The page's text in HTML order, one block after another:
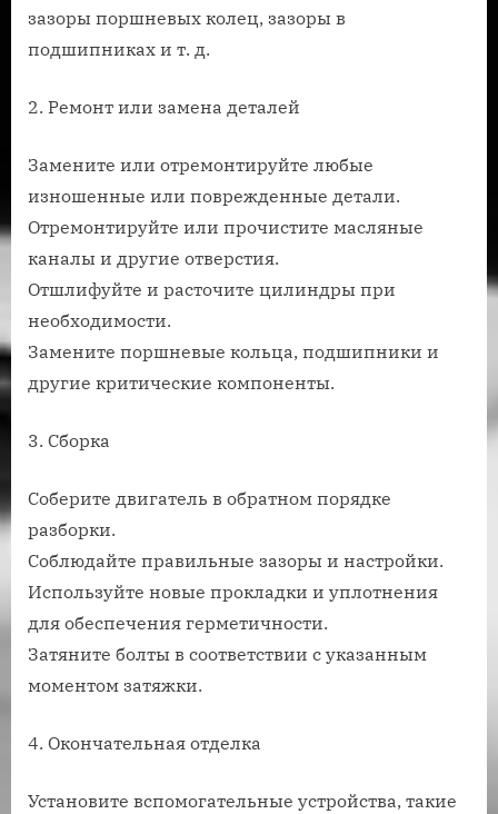
зазоры поршневых колец, зазоры в
подшипниках и т. д.
2. Ремонт или замена деталей
Замените или отремонтируйте любые
изношенные или поврежденные детали.
Отремонтируйте или прочистите масляные
каналы и другие отверстия.
Отшлифуйте и расточите цилиндры при
необходимости.
Замените поршневые кольца, подшипники и
другие критические компоненты.
3. Сборка
Соберите двигатель в обратном порядке
разборки.
Соблюдайте правильные зазоры и настройки.
Используйте новые прокладки и уплотнения
для обеспечения герметичности.
Затяните болты в соответствии с указанным
моментом затяжки.
4. Окончательная отделка
Установите вспомогательные устройства, такие